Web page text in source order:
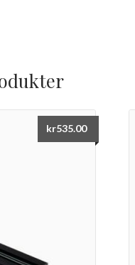
kr535.00